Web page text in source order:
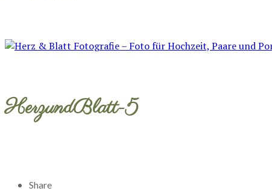
HerzundBlatt-5
Share